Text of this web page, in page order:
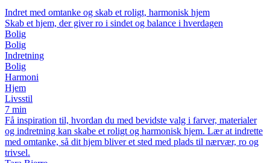
Indret med omtanke og skab et roligt, harmonisk hjem
Skab et hjem, der giver ro i sindet og balance i hverdagen
Bolig
Bolig
Indretning
Bolig
Harmoni
Hjem
Livsstil
7 min
Få inspiration til, hvordan du med bevidste valg i farver, materialer
og indretning kan skabe et roligt og harmonisk hjem. Lær at indrette
med omtanke, så dit hjem bliver et sted med plads til nærvær, ro og
trivsel.